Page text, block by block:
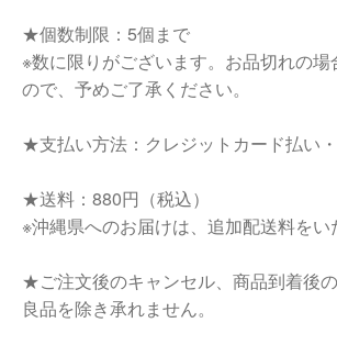
★個数制限：5個まで
※数に限りがございます。お品切れの場
ので、予めご了承ください。
★支払い方法：クレジットカード払い
★送料：880円（税込）
※沖縄県へのお届けは、追加配送料をい
★ご注文後のキャンセル、商品到着後
良品を除き承れません。